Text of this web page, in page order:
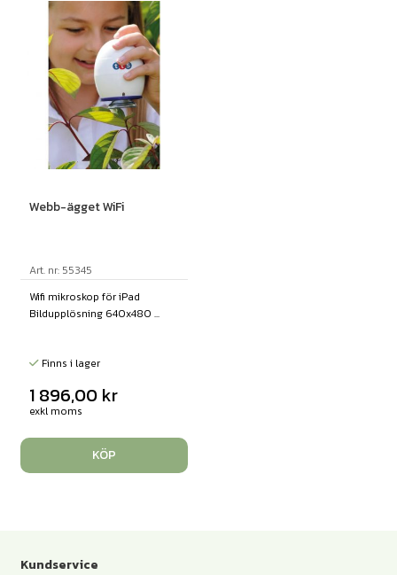
Webb-ägget WiFi
Art. nr: 55345
Wifi mikroskop för iPad
Bildupplösning 640x480 ...
Finns i lager
1 896,00 kr
exkl moms
KÖP
Kundservice